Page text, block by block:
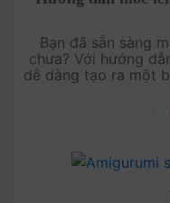
Bạn đã sẵn sàng
chưa? Với hướng
dễ dàng tạo ra một